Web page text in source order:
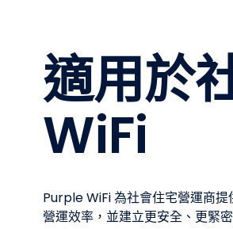
適用於
WiFi
Purple WiFi 為社會住宅營運商
營運效率，並建立更安全、更緊